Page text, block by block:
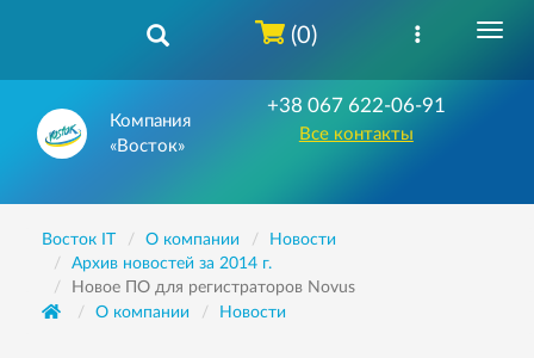
Компания
«Восток»
+38 067 622-06-91
Все контакты
(0)
Восток IT О компании
Новости
Архив новостей за 2014 г.
Новое ПО для регистраторов Novus
О компании
Новости